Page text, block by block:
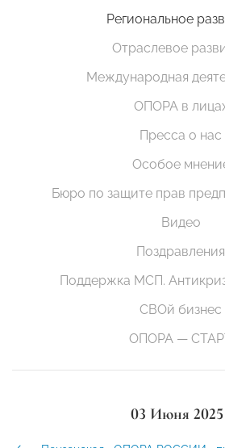
Региональное
Отраслевое
Международная
ОПОРА в
Пресса о нас
Особое
Бюро по защите прав
Видео
Поздравления
Поддержка МСП.
СВОй бизнес
ОПОРА —
03 Июня 2025